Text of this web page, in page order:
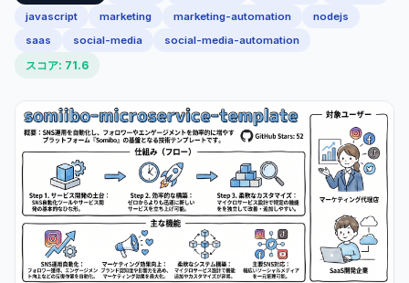
javascript
marketing marketing-automation
nodejs
saas
social-media social-media-automation
スコア: 71.6